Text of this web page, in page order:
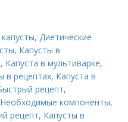
,Диетические
, Капусты в
, Капуста в мультиварке,
в рецептах, Капуста в
рецепт,
Необходимые компоненты,
рецепт, Капусты в